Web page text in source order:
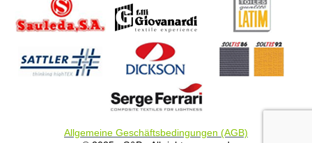
Allgemeine Geschäftsbedingungen (AGB)